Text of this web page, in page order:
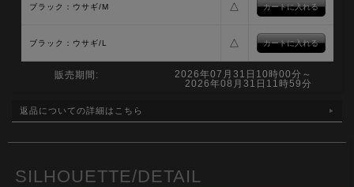
ブラック：ウサギ/M △
ブラック：ウサギ/L △
販売期間:
2026年07月31日10時00分～
2026年08月31日11時59分
返品についての詳細はこちら
SILHOUETTE/DETAIL